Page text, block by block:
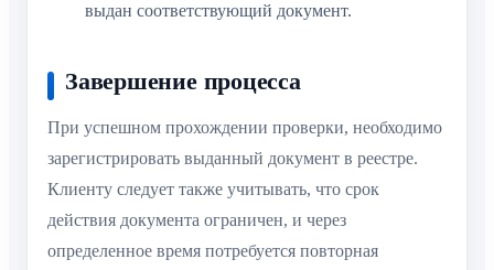
выдан соответствующий документ.
Завершение процесса
При успешном прохождении проверки, необходимо
зарегистрировать выданный документ в реестре.
Клиенту следует также учитывать, что срок
действия документа ограничен, и через
определенное время потребуется повторная